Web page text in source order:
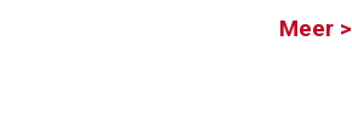
Meer >